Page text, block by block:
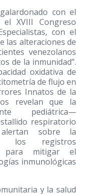
con el
XVIII Congreso
con el
las alteraciones de
venezolanos
de la inmunidad”.
oxidativa de
de flujo en
Innatos de la
revelan que la
pediátrica—
respiratorio
sobre la
los registros
para mitigar el
inmunológicas
y la salud